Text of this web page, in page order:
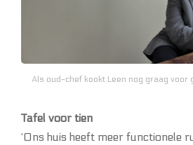
Als oud-chef kookt Leen nog graag voor
Tafel voor tien
‘Ons huis heeft meer functionele